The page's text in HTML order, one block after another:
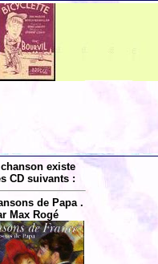
existe
CD suivants :
de Papa .
Max Rogé